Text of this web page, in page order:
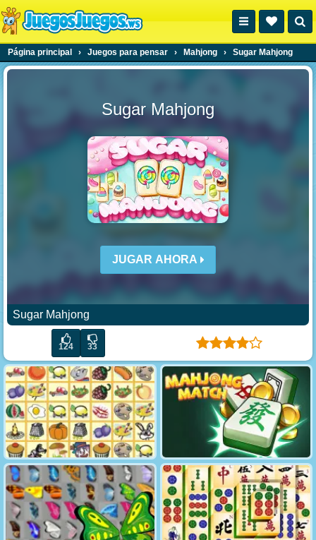
Página principal › Juegos para pensar › Mahjong › Sugar Mahjong
Sugar Mahjong
JUGAR AHORA
Sugar Mahjong
124 33